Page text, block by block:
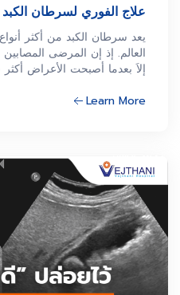
علاج الفوري لسرطان الكبد
يعد سرطان الكبد من أكثر
العالم. إذ إن المرضى المصابين
إلاَ بعدما أصبحت الأعراض
في الكبد، وقد صار حجمه كبيراً
Learn More